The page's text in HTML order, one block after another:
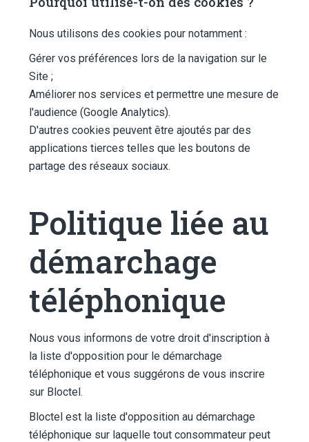
Nous utilisons des cookies pour notamment :
Gérer vos préférences lors de la navigation sur le
Site ;
Améliorer nos services et permettre une mesure de
l'audience (Google Analytics).
D'autres cookies peuvent être ajoutés par des
applications tierces telles que les boutons de
partage des réseaux sociaux.
Politique liée au
démarchage
téléphonique
Nous vous informons de votre droit d'inscription à
la liste d'opposition pour le démarchage
téléphonique et vous suggérons de vous inscrire
sur Bloctel.
Bloctel est la liste d'opposition au démarchage
téléphonique sur laquelle tout consommateur peut